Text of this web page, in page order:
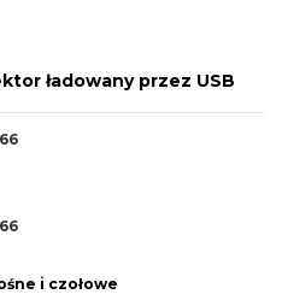
ładowany przez USB
i czołowe